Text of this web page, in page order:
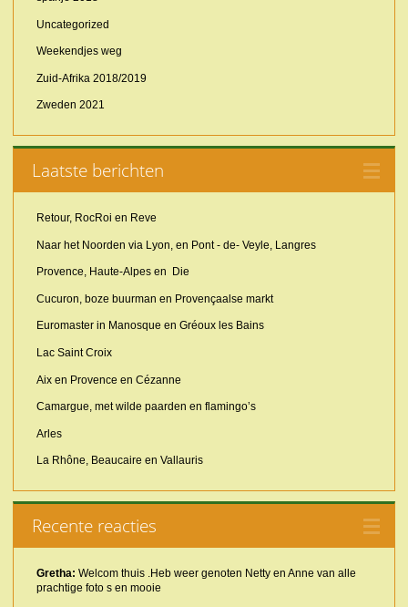
Uncategorized
Weekendjes weg
Zuid-Afrika 2018/2019
Zweden 2021
Laatste berichten
Retour, RocRoi en Reve
Naar het Noorden via Lyon, en Pont - de- Veyle, Langres
Provence, Haute-Alpes en Die
Cucuron, boze buurman en Provençaalse markt
Euromaster in Manosque en Gréoux les Bains
Lac Saint Croix
Aix en Provence en Cézanne
Camargue, met wilde paarden en flamingo’s
Arles
La Rhône, Beaucaire en Vallauris
Recente reacties
Gretha: Welcom thuis .Heb weer genoten Netty en Anne van alle
prachtige foto s en mooie